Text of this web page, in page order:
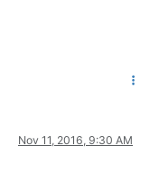
Nov 11, 2016, 9:30 AM